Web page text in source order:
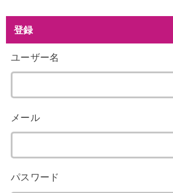
登録
ユーザー名
メール
パスワード